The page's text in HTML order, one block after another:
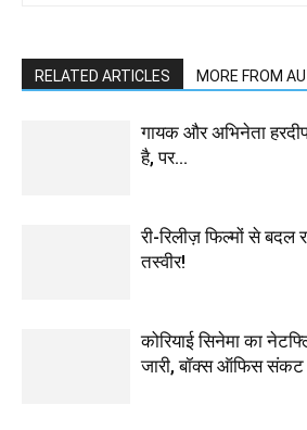
RELATED ARTICLES MORE FROM
गायक और अभिनेता
है, पर…
री-रिलीज़ फिल्मों से बदल
तस्वीर!
कोरियाई सिनेमा का
जारी, बॉक्स ऑफिस संकट